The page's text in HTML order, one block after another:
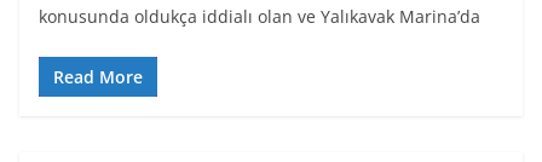
konusunda oldukça iddialı olan ve Yalıkavak Marina’da
Read More